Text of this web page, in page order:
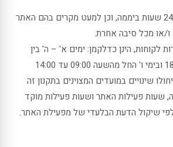
הזמנה באתר אפשרית 24 שעות ביממה, וכן למעט מקרים בהם האתר
ו/או מכל סיבה אחרת.
לקוחות, הינן כדלקמן: ימים א' – ה' בין
שינויים במועדים המצוינים בתקנון זה
שעות פעילות האתר ושעות פעילות מוקד
שיקול הדעת הבלעדי של מפעילת האתר.